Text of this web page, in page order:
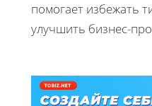
помогает избежать
улучшить бизнес-